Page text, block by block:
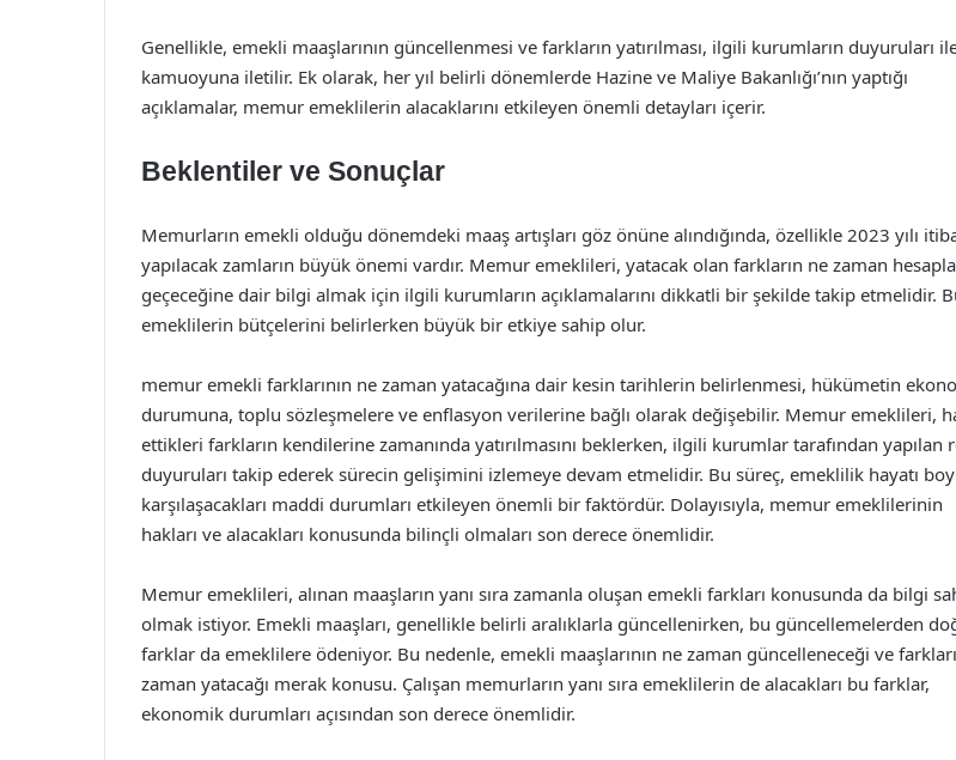
Genellikle, emekli maaşlarının güncellenmesi ve farkların yatırılması, ilgili kurumların duyuruları
kamuoyuna iletilir. Ek olarak, her yıl belirli dönemlerde Hazine ve Maliye Bakanlığı’nın yaptığı
açıklamalar, memur emeklilerin alacaklarını etkileyen önemli detayları içerir.
Beklentiler ve Sonuçlar
Memurların emekli olduğu dönemdeki maaş artışları göz önüne alındığında, özellikle 2023 yılı
yapılacak zamların büyük önemi vardır. Memur emeklileri, yatacak olan farkların ne zaman
geçeceğine dair bilgi almak için ilgili kurumların açıklamalarını dikkatli bir şekilde takip etmelidir.
emeklilerin bütçelerini belirlerken büyük bir etkiye sahip olur.
memur emekli farklarının ne zaman yatacağına dair kesin tarihlerin belirlenmesi, hükümetin
durumuna, toplu sözleşmelere ve enflasyon verilerine bağlı olarak değişebilir. Memur emeklileri,
ettikleri farkların kendilerine zamanında yatırılmasını beklerken, ilgili kurumlar tarafından yapılan
duyuruları takip ederek sürecin gelişimini izlemeye devam etmelidir. Bu süreç, emeklilik hayatı
karşılaşacakları maddi durumları etkileyen önemli bir faktördür. Dolayısıyla, memur emeklilerinin
hakları ve alacakları konusunda bilinçli olmaları son derece önemlidir.
Memur emeklileri, alınan maaşların yanı sıra zamanla oluşan emekli farkları konusunda da bilgi
olmak istiyor. Emekli maaşları, genellikle belirli aralıklarla güncellenirken, bu güncellemelerden
farklar da emeklilere ödeniyor. Bu nedenle, emekli maaşlarının ne zaman güncelleneceği ve
zaman yatacağı merak konusu. Çalışan memurların yanı sıra emeklilerin de alacakları bu farklar,
ekonomik durumları açısından son derece önemlidir.